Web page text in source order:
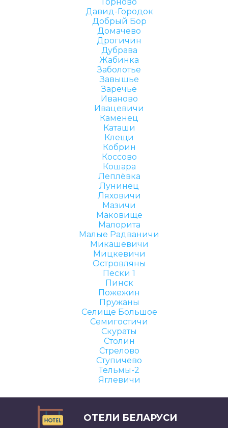
Давид-Городок
Добрый Бор
Домачево
Дрогичин
Дубрава
Жабинка
Заболотье
Завышье
Заречье
Иваново
Ивацевичи
Каменец
Каташи
Клещи
Кобрин
Коссово
Кошара
Леплёвка
Лунинец
Ляховичи
Мазичи
Маковище
Малорита
Малые Радваничи
Микашевичи
Мицкевичи
Островляны
Пески 1
Пинск
Пожежин
Пружаны
Селище Большое
Семигостичи
Скураты
Столин
Стрелово
Ступичево
Тельмы-2
Яглевичи
ОТЕЛИ БЕЛАРУСИ